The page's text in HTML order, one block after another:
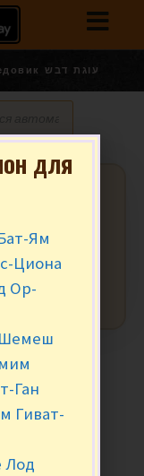
Торт Медовик עוגת דבש
для
Ям
Циона
Ор-
Шемеш
Ган
Гиват-
Лод